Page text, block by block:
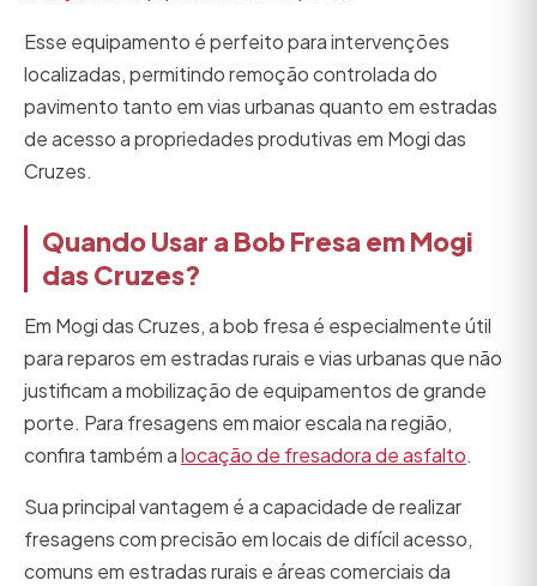
Esse equipamento é perfeito para intervenções
localizadas, permitindo remoção controlada do
pavimento tanto em vias urbanas quanto em estradas
de acesso a propriedades produtivas em Mogi das
Cruzes.
Quando Usar a Bob Fresa em Mogi
das Cruzes?
Em Mogi das Cruzes, a bob fresa é especialmente útil
para reparos em estradas rurais e vias urbanas que não
justificam a mobilização de equipamentos de grande
porte. Para fresagens em maior escala na região,
confira também alocação de fresadora de asfalto.
Sua principal vantagem é a capacidade de realizar
fresagens com precisão em locais de difícil acesso,
comuns em estradas rurais e áreas comerciais da